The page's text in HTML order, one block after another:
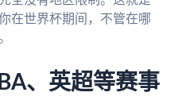
在世界杯期间，不管在哪
、英超等赛事